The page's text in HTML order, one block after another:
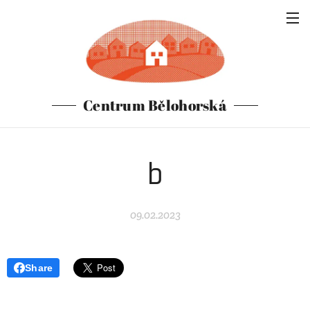
Centrum Bělohorská
b
09.02.2023
Share